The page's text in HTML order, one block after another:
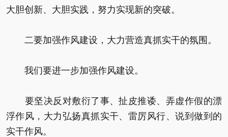
大胆创新、大胆实践，努力实现新的突破。
二要加强作风建设，大力营造真抓实干的氛围。
我们要进一步加强作风建设。
要坚决反对敷衍了事、扯皮推诿、弄虚作假的漂
浮作风，大力弘扬真抓实干、雷厉风行、说到做到的
实干作风。